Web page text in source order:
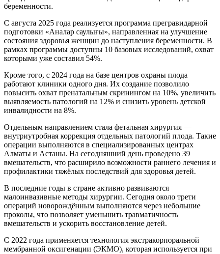
беременности.
С августа 2025 года реализуется программа прегравидарной
подготовки «Аналар саулығы», направленная на улучшение
состояния здоровья женщин до наступления беременности. В
рамках программы доступны 10 базовых исследований, охват
которыми уже составил 54%.
Кроме того, с 2024 года на базе центров охраны плода
работают клиники одного дня. Их создание позволило
повысить охват пренатальным скринингом на 10%, увеличить
выявляемость патологий на 12% и снизить уровень детской
инвалидности на 8%.
Отдельным направлением стала фетальная хирургия —
внутриутробная коррекция отдельных патологий плода. Такие
операции выполняются в специализированных центрах
Алматы и Астаны. На сегодняшний день проведено 39
вмешательств, что расширило возможности раннего лечения и
профилактики тяжёлых последствий для здоровья детей.
В последние годы в стране активно развиваются
малоинвазивные методы хирургии. Сегодня около трети
операций новорождённым выполняются через небольшие
проколы, что позволяет уменьшить травматичность
вмешательств и ускорить восстановление детей.
С 2022 года применяется технология экстракорпоральной
мембранной оксигенации (ЭКМО), которая используется при